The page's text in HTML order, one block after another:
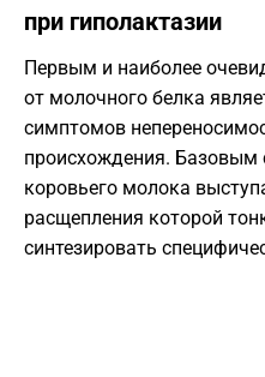
при гиполактазии
Первым и наиболее
от молочного белка
симптомов
происхождения. Базовым
коровьего молока
расщепления которой
синтезировать